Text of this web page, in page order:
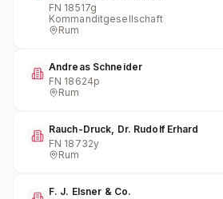
FN 18517g
Kommanditgesellschaft
Rum
Andreas Schneider
FN 18624p
Rum
Rauch-Druck, Dr. Rudolf Erhard
FN 18732y
Rum
F. J. Elsner & Co.